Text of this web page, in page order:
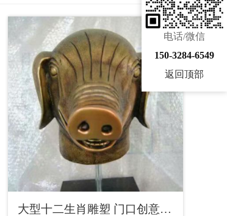
大型十二生肖雕塑 门口创意雕塑 售楼处小品
电话/微信
150-3284-6549
返回顶部